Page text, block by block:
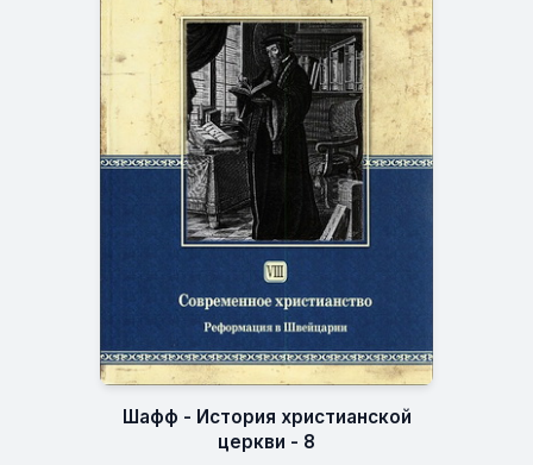
Шафф - История христианской
церкви - 8